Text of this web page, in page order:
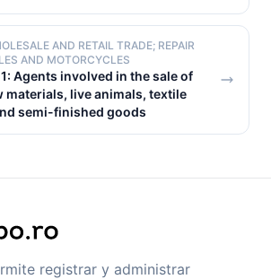
AND RETAIL TRADE; REPAIR
AND MOTORCYCLES
Agents involved in the sale of
live animals, textile
semi-finished goods
registrar y administrar